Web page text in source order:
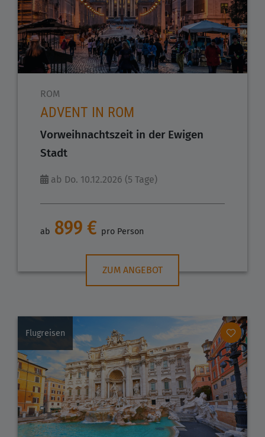
ROM
ADVENT IN ROM
Vorweihnachtszeit in der Ewigen
Stadt
ab Do. 10.12.2026 (5 Tage)
ab 899 € pro Person
ZUM ANGEBOT
Flugreisen